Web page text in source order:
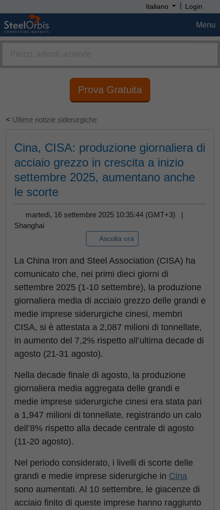
Italiano | Login
Menu
Prova Gratuita
< Ultime notizie siderurgiche
Cina, CISA: produzione giornaliera di
acciaio grezzo in crescita a inizio
settembre 2025, aumentano anche
le scorte
martedì, 16 settembre 2025 10:35:44 (GMT+3) |
Shanghai
Ascolta ora
La China Iron and Steel Association (CISA) ha
comunicato che, nei primi dieci giorni di
settembre 2025 (1-10 settembre), la produzione
giornaliera media di acciaio grezzo delle grandi e
medie imprese siderurgiche cinesi, membri
CISA, si è attestata a 2,087 milioni di tonnellate,
in aumento del 7,2% rispetto all’ultima decade di
agosto (21-31 agosto).
Nella decade finale di agosto, la produzione
giornaliera media aggregata delle grandi e
medie imprese siderurgiche cinesi era stata pari
a 1,947 milioni di tonnellate, registrando un calo
dell’8% rispetto alla decade centrale di agosto
(11-20 agosto).
Nel periodo considerato, i livelli di scorte delle
grandi e medie imprese siderurgiche in Cina
sono aumentati. Al 10 settembre, le giacenze di
acciaio finito di queste imprese hanno raggiunto